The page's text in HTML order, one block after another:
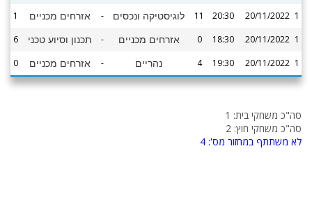
1
20/11/2022
20:30
11 לוגיסטיקה ונכסים - אזרחים מכניים
1
1
20/11/2022
18:30
0 אזרחים מכניים - תכנון וסיוע טכני
6
1
20/11/2022
19:30
4 נהריים - אזרחים מכניים 0
סה"כ משחקי בית: 1
סה"כ משחקי חוץ: 2
לא משתתף במחזור מס': 4